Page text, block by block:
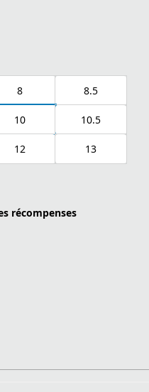
8 8.5
10 10.5
12 13
récompenses